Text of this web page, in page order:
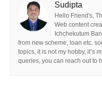
Sudipta
Hello Friend's,
Web content
Ichchekutum
from new scheme, loan etc.
topics, it is not my hobby, it’s
queries, you can reach out to